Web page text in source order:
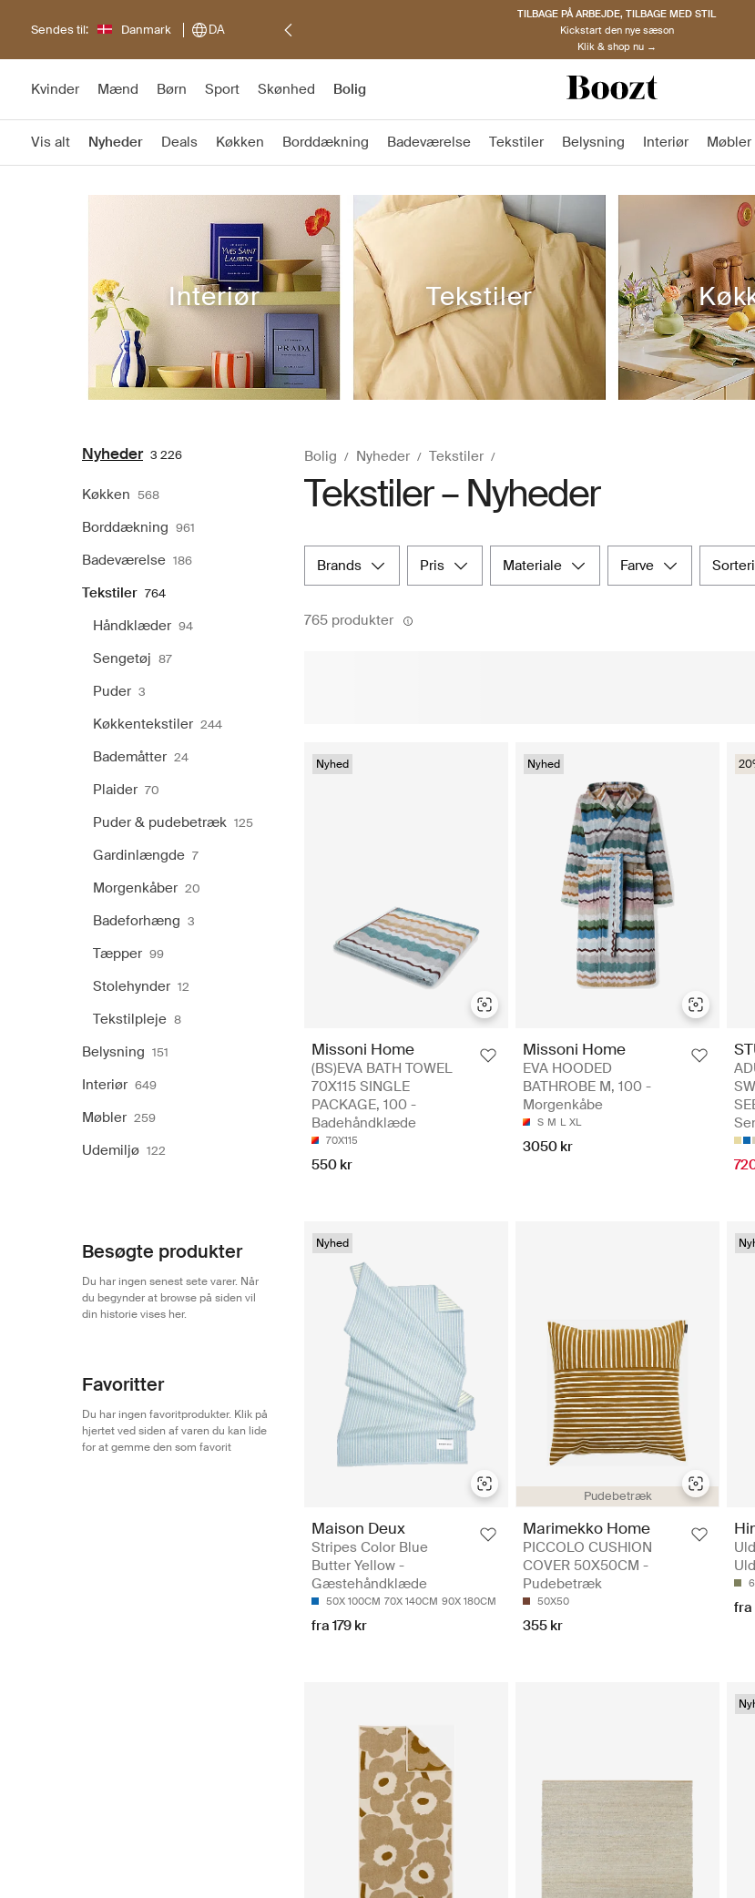
Sendes til: Danmark DA
TILBAGE PÅ ARBEJDE, TILBAGE MED STIL
Kickstart den nye sæson
Klik & shop nu →
Kvinder Mænd Børn Sport Skønhed Bolig
Vis alt Nyheder Deals Køkken Borddækning Badeværelse Tekstiler Belysning Interiør Møbler
Interiør Tekstiler
Nyheder 3 226
Køkken 568
Borddækning 961
Badeværelse 186
Tekstiler 764
Håndklæder 94
Sengetøj 87
Puder 3
Køkkentekstiler 244
Bademåtter 24
Plaider 70
Puder & pudebetræk 125
Gardinlængde 7
Morgenkåber 20
Badeforhæng 3
Tæpper 99
Stolehynder 12
Tekstilpleje 8
Belysning 151
Interiør 649
Møbler 259
Udemiljø 122
Besøgte produkter
Du har ingen senest sete varer. Når
du begynder at browse på siden vil
din historie vises her.
Favoritter
Du har ingen favoritprodukter. Klik på
hjertet ved siden af varen du kan lide
for at gemme den som favorit
Bolig Nyheder Tekstiler
Tekstiler – Nyheder
brands pris materiale farve
765 produkter
Nyhed
Missoni Home
(BS)EVA BATH TOWEL
70X115 SINGLE
PACKAGE, 100 -
Badehåndklæde
70X115
550 kr
Nyhed
Missoni Home
EVA HOODED
BATHROBE M, 100 -
Morgenkåbe
S M L XL
3050 kr
Nyhed
Maison Deux
Stripes Color Blue
Butter Yellow -
Gæstehåndklæde
50X 100CM 70X 140CM 90X 180CM
fra 179 kr
Pudebetræk
Marimekko Home
PICCOLO CUSHION
COVER 50X50CM -
Pudebetræk
50X50
355 kr
fra